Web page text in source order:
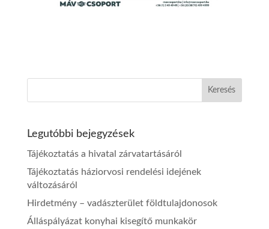
Legutóbbi bejegyzések
Tájékoztatás a hivatal zárvatartásáról
Tájékoztatás háziorvosi rendelési idejének
változásáról
Hirdetmény – vadászterület földtulajdonosok
Álláspályázat konyhai kisegítő munkakör